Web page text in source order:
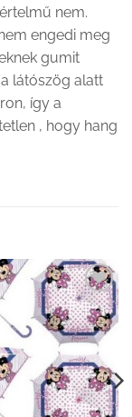
nem.
engedi meg
gumit
látószög alatt
így a
, hogy hang
Kedvenceimhez
adom